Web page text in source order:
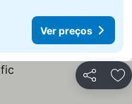
Ver preços
Partilhar